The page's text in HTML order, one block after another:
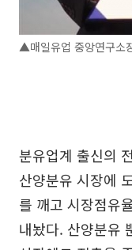
▲매일유업 중앙연구소
분유업계 출신의
산양분유 시장에
를 깨고 시장점유
내놨다. 산양분유